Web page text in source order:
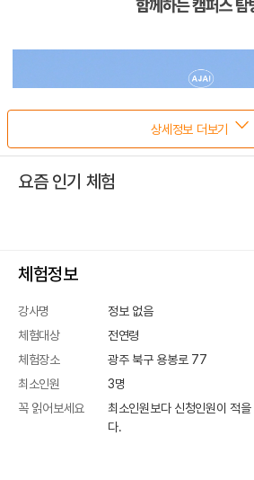
상세정보 더보기
요즘 인기 체험
체험정보
강사명
정보 없음
체험대상
전연령
체험장소
광주 북구 용봉로 77
최소인원
3명
꼭 읽어보세요
최소인원보다 신청인원이 적
다.